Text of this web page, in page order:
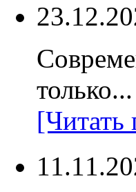
только...
[Читать